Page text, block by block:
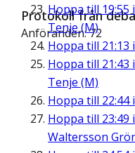
Hoppa till 19:55
Tenje (M)
Hoppa till 21:13
Hoppa till 21:43
Tenje (M)
Hoppa till 22:44i
Hoppa till 23:49
Waltersson
Protokoll från
Anföranden: 72